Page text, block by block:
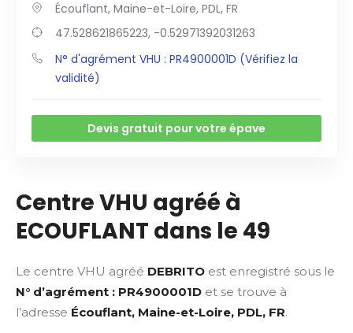
Écouflant, Maine-et-Loire, PDL, FR
47.528621865223, -0.52971392031263
N° d'agrément VHU : PR4900001D (Vérifiez la
validité)
Devis gratuit pour votre épave
Centre VHU agréé à
ECOUFLANT dans le 49
Le centre VHU agréé DEBRITO est enregistré sous le
N° d’agrément : PR4900001D et se trouve à
l’adresse Écouflant, Maine-et-Loire, PDL, FR.